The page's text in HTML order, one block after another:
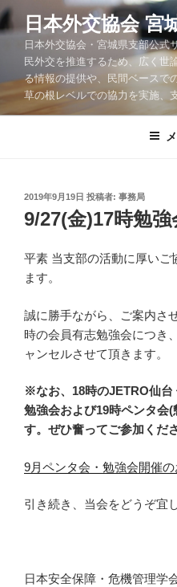
コ
ン
ツ
日本外交協会 宮
日本外交協会・宮城県支部公式
民外交を推進するため、広く世
る情報の提供や、民間ベースで
草の根レベルでの協力を実施、
投
稿
日:
2019年9月19日 投稿者: 事務局
9/27(金)17時勉
平素 当支部の活動に厚いご
ます。
誠に勝手ながら、ご案内さ
時の会員有志勉強会につき
ャンセルさせて頂きます。
※なお、18時のJETRO仙台
勉強会および19時ペンタ会
す。ぜひ奮ってご参加くださ
9月ペンタ会・勉強会開催
引き続き、当会をどうぞ宜
日本安全保障・危機管理学